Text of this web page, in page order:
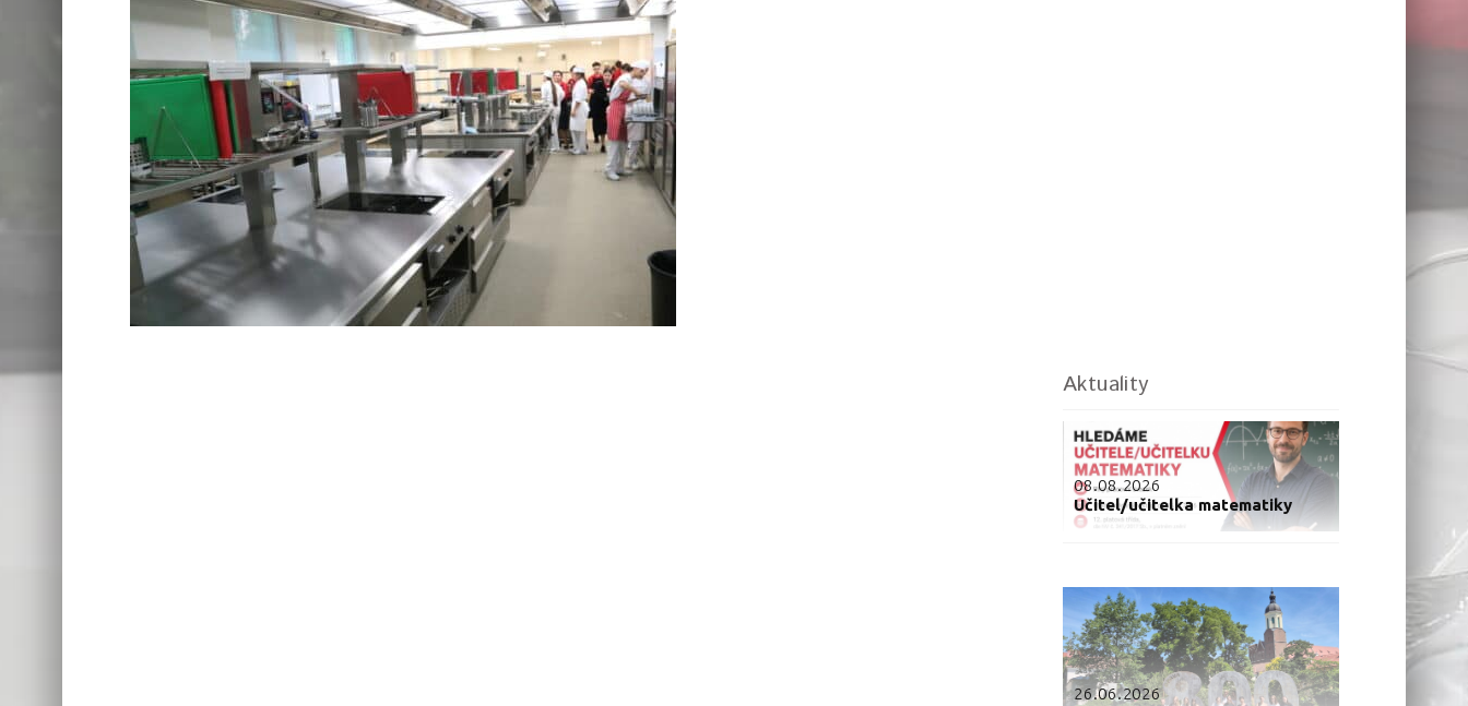
Aktuality
08.08.2026
Učitel/učitelka matematiky
26.06.2026